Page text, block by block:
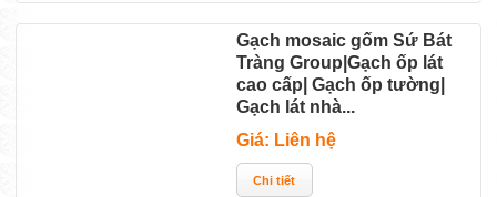
Gạch mosaic gốm Sứ Bát
Tràng Group|Gạch ốp lát
cao cấp| Gạch ốp tường|
Gạch lát nhà...
Giá: Liên hệ